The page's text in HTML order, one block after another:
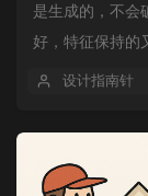
是生成的，不会
好，特征保持的
设计指南针